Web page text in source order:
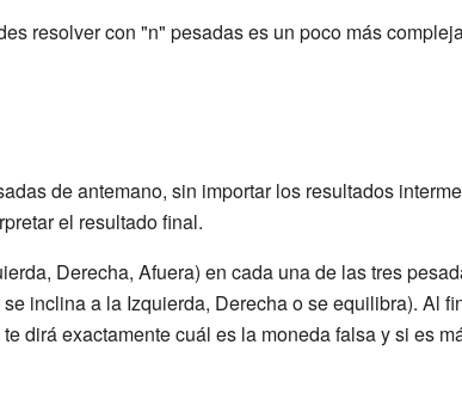
resolver con "n" pesadas es un poco más
de antemano, sin importar los resultados
el resultado final.
Derecha, Afuera) en cada una de las tres
inclina a la Izquierda, Derecha o se equilibra). Al
dirá exactamente cuál es la moneda falsa y si es